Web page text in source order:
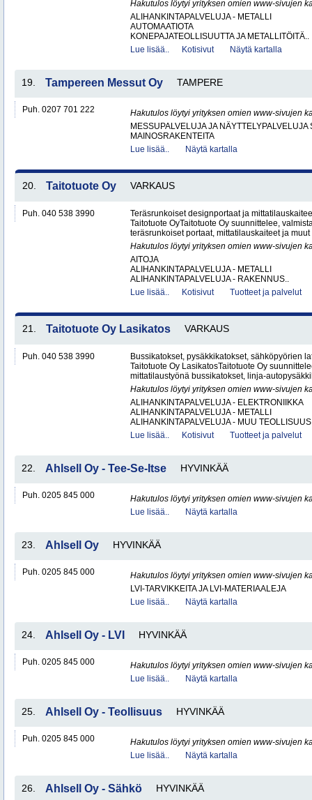
Hakutulos löytyi yrityksen omien www-sivujen
ALIHANKINTAPALVELUJA - METALLI
AUTOMAATIOTA
KONEPAJATEOLLISUUTTA JA METALLITÖITÄ..
Lue lisää..
Kotisivut Näytä kartalla
19. Tampereen Messut Oy TAMPERE
Puh. 0207 701 222
Hakutulos löytyi yrityksen omien www-sivujen
MESSUPALVELUJA JA NÄYTTELYPALVELUJA
MAINOSRAKENTEITA
Lue lisää..
Näytä kartalla
20. Taitotuote Oy VARKAUS
Puh. 040 538 3990
Teräsrunkoiset designportaat ja
Taitotuote OyTaitotuote Oy suunnittelee,
teräsrunkoiset portaat, mittatilauskaiteet ja muut
Hakutulos löytyi yrityksen omien www-sivujen
AITOJA
ALIHANKINTAPALVELUJA - METALLI
ALIHANKINTAPALVELUJA - RAKENNUS..
Lue lisää..
Kotisivut Tuotteet ja palvelut
21. Taitotuote Oy Lasikatos VARKAUS
Puh. 040 538 3990
Bussikatokset, pysäkkikatokset, sähköpyörien
Taitotuote Oy LasikatosTaitotuote Oy
mittatilaustyönä bussikatokset, linja-
Hakutulos löytyi yrityksen omien www-sivujen
ALIHANKINTAPALVELUJA - ELEKTRONIIKKA
ALIHANKINTAPALVELUJA - METALLI
ALIHANKINTAPALVELUJA - MUU
Lue lisää..
Kotisivut Tuotteet ja palvelut
22. Ahlsell Oy - Tee-Se-Itse HYVINKÄÄ
Puh. 0205 845 000
Hakutulos löytyi yrityksen omien www-sivujen
Lue lisää..
Näytä kartalla
23. Ahlsell Oy HYVINKÄÄ
Puh. 0205 845 000
Hakutulos löytyi yrityksen omien www-sivujen
LVI-TARVIKKEITA JA LVI-MATERIAALEJA
Lue lisää..
Näytä kartalla
24. Ahlsell Oy - LVI HYVINKÄÄ
Puh. 0205 845 000
Hakutulos löytyi yrityksen omien www-sivujen
Lue lisää..
Näytä kartalla
25. Ahlsell Oy - Teollisuus HYVINKÄÄ
Puh. 0205 845 000
Hakutulos löytyi yrityksen omien www-sivujen
Lue lisää..
Näytä kartalla
26. Ahlsell Oy - Sähkö HYVINKÄÄ